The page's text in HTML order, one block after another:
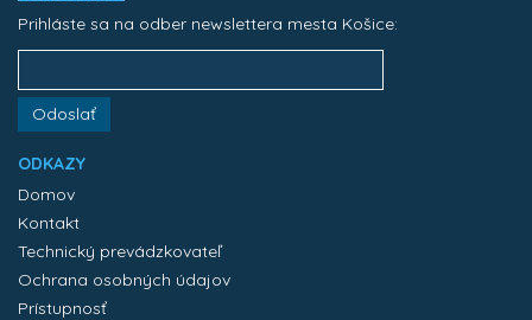
Prihláste sa na odber newslettera mesta Košice:
Odoslať
ODKAZY
Domov
Kontakt
Technický prevádzkovateľ
Ochrana osobných údajov
Prístupnosť